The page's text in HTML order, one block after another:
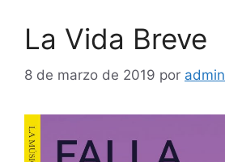
La Vida Breve
8 de marzo de 2019 por admin